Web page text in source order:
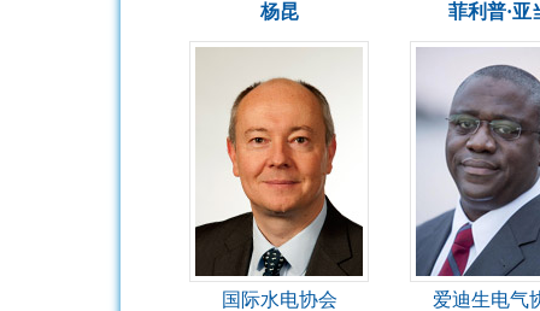
杨昆
菲利普·亚
国际水电协会
爱迪生电气